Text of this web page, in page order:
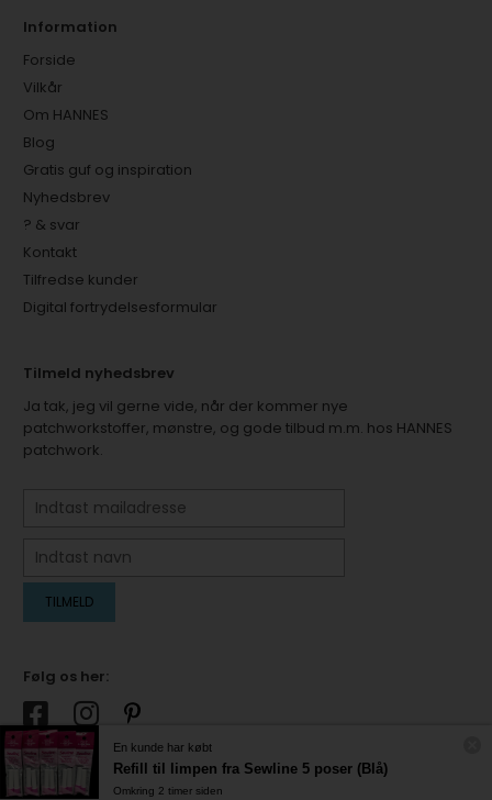
Information
Forside
Vilkår
Om HANNES
Blog
Gratis guf og inspiration
Nyhedsbrev
? & svar
Kontakt
Tilfredse kunder
Digital fortrydelsesformular
Tilmeld nyhedsbrev
Ja tak, jeg vil gerne vide, når der kommer nye
patchworkstoffer, mønstre, og gode tilbud m.m. hos HANNES
patchwork.
Følg os her:
En kunde har købt
Refill til limpen fra Sewline 5 poser (Blå)
Omkring 2 timer siden